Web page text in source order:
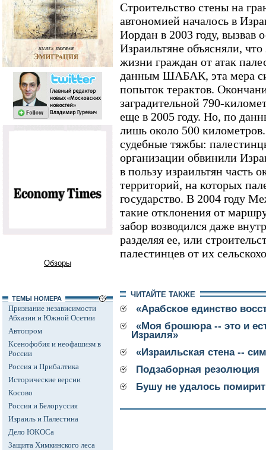
Обзоры
ТЕМЫ НОМЕРА
Признание независимости
Абхазии и Южной Осетии
Автопром
Ксенофобия и неофашизм в
России
Россия и Прибалтика
Исторические версии
Косово
Россия и Белоруссия
Израиль и Палестина
Дело ЮКОСа
Защита Химкинского леса
Строительство стены на
автономией началось в
Иордан в 2003 году, вызвав
Израильтяне объясняли,
жизни граждан от атак
данным ШАБАК, эта мера
попыток терактов.
заградительной 790-
еще в 2005 году. Но, по
лишь около 500
судебные тяжбы:
организации обвинили
в пользу израильтян часть
территорий, на которых
государство. В 2004 году
такие отклонения от
забор возводился даже
разделяя ее, или
палестинцев от их
ЧИТАЙТЕ ТАКЖЕ
«Арабское единство
«Моя брошюра -- это и
Израиля»
«Израильская стена --
Подзаборная резолюция
Бушу не удалось